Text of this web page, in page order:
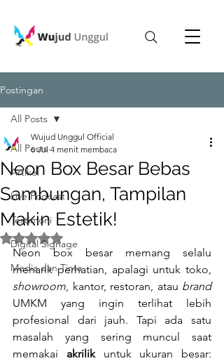
Postingan
All Posts
Artikel
Live Podcast
Testimoni
Digital Signage
Media dan Tinta
All Posts
Neon Box Besar Bebas
Sambungan, Tampilan
Makin Estetik!
Wujud Unggul Official
6 Jul 4 menit membaca
Dinilai NaN dari 5 bintang.
Neon box besar memang selalu
showroom, kantor, restoran, atau brand
UMKM yang ingin terlihat lebih
profesional dari jauh. Tapi ada satu
masalah yang sering muncul saat
memakai akrilik